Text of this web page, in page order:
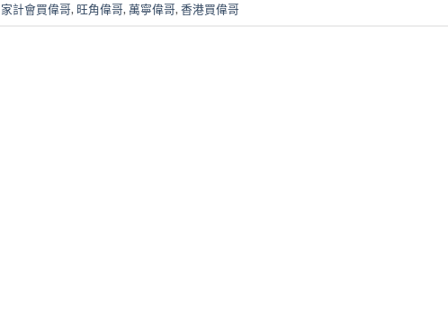
家計會買偉哥, 旺角偉哥,萬寧偉哥,香港買偉哥